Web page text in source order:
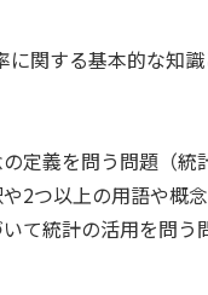
に関する基本的な知
定義を問う問題（統
2つ以上の用語や概
て統計の活用を問う